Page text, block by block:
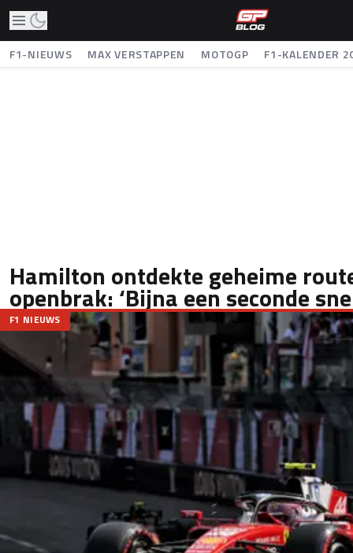
F1-NIEUWS MAX VERSTAPPEN MOTOGP F1-KALENDER
Hamilton ontdekte geheime
openbrak: ‘Bijna een seconde
F1 NIEUWS